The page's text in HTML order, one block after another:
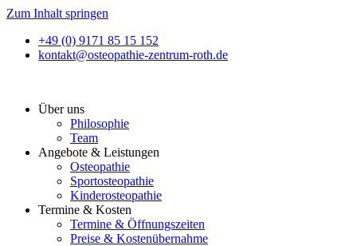
Zum Inhalt springen
+49 (0) 9171 85 15 152
kontakt@osteopathie-zentrum-roth.de
Über uns
Philosophie
Team
Angebote & Leistungen
Osteopathie
Sportosteopathie
Kinderosteopathie
Termine & Kosten
Termine & Öffnungszeiten
Preise & Kostenübernahme